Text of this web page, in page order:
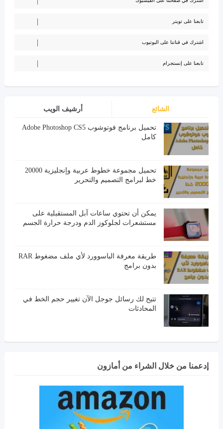
تابعنا على تويتر
اشترك في قناتنا على اليوتيوب
تابعنا على إنستجرام
الشائع أرشيف الويب
تحميل برنامج فوتوشوب Adobe Photoshop CS5
كامل
تحميل مجموعة خطوط عربية وإنجليزية 20000
خط لبرامج التصميم والتحرير
يمكن أن تحتوي ساعات آبل المستقبلية على
مستشعرات لجلوكوز الدم ودرجة حرارة الجسم
طريقة معرفة الباسوورد لأي ملف مضغوط RAR
بدون برامج
تتيح لك رسائل جوجل الآن تغيير حجم الخط في
المحادثات
إدعمنا من خلال الشراء من أمازون